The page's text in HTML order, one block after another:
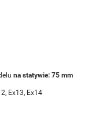
na statywie: 75 mm
Ex13, Ex14